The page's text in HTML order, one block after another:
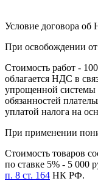
Условие договора
При освобождении
Стоимость работ -
облагается НДС в
упрощенной системы
обязанностей
уплатой налога на
При применении
Стоимость товаров
по ставке 5% - 5 000
п. 8 ст. 164 НК РФ.